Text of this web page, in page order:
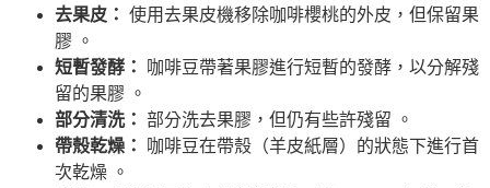
去果皮： 使用去果皮機移除咖啡櫻桃的外皮，但保留果
膠 。
短暫發酵：
咖啡豆帶著果膠進行短暫的發酵，以分解殘
留的果膠 。
部分清洗： 部分洗去果膠，但仍有些許殘留 。
帶殼乾燥：
咖啡豆在帶殼（羊皮紙層）的狀態下進行首
次乾燥 。